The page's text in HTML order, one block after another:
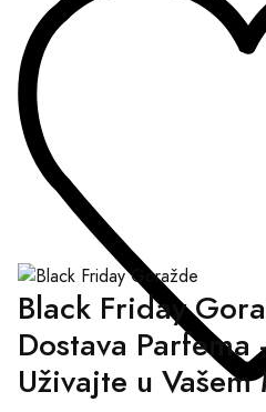
Black Friday
Dostava
Uživajte u Vašem